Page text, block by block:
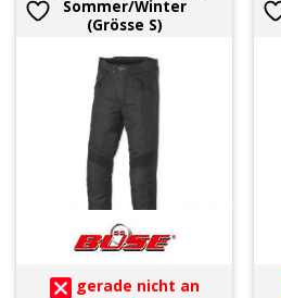
Sommer/Winter
(Grösse S)
gerade nicht an